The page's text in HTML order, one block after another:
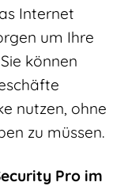
Internet
um Ihre
können
nutzen, ohne
zu müssen.
Pro im